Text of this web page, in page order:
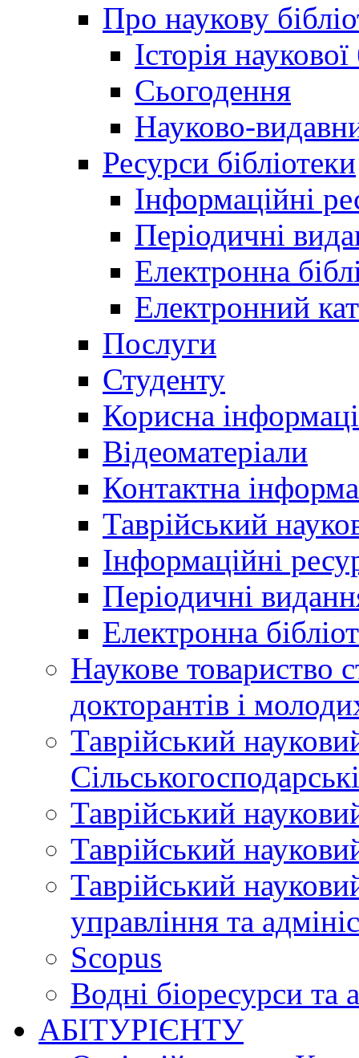
Про наукову
Історія
Сьогодення
Науково-
Ресурси бібліотеки
Інформаційні
Періодичні
Електронна
Електронний
Послуги
Студенту
Корисна
Відеоматеріали
Контактна
Таврійський
Інформаційні
Періодичні
Електронна
Наукове товариство
докторантів і
Таврійський
Таврійський
Таврійський
Таврійський
управління та
Scopus
Водні біоресурси та
АБІТУРІЄНТУ